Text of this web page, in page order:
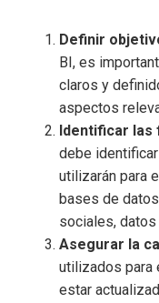
Definir
BI, es
claros y
aspectos
Identificar
debe
utilizarán para
bases de
sociales,
Asegurar la
utilizados para
estar